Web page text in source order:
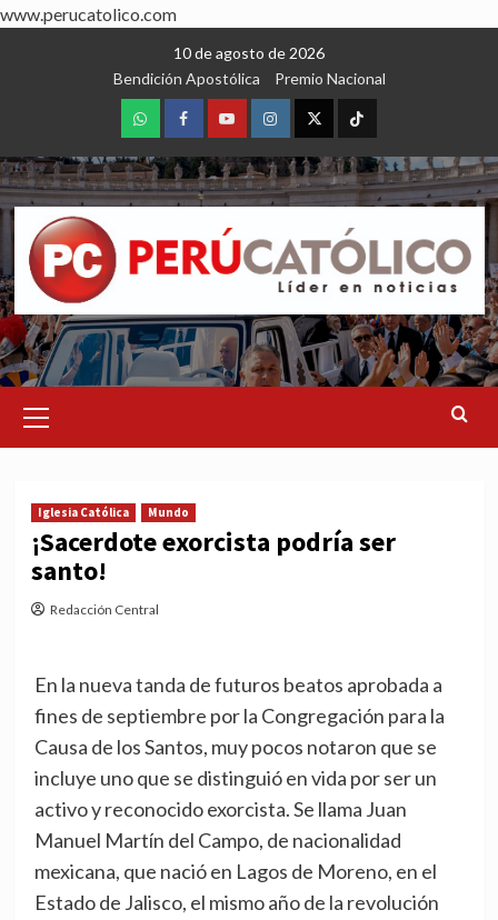
www.perucatolico.com
10 de agosto de 2026
Bendición Apostólica
Premio Nacional
WhatsAppFacebookYoutubeInstagram
X TikTok
Menu
Iglesia Católica Mundo
¡Sacerdote exorcista podría ser
santo!
Redacción Central
En la nueva tanda de futuros beatos aprobada a
fines de septiembre por la Congregación para la
Causa de los Santos, muy pocos notaron que se
incluye uno que se distinguió en vida por ser un
activo y reconocido exorcista. Se llama Juan
Manuel Martín del Campo, de nacionalidad
mexicana, que nació en Lagos de Moreno, en el
Estado de Jalisco, el mismo año de la revolución